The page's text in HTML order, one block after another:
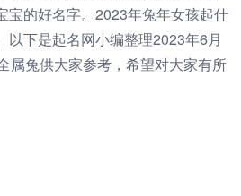
宝的好名字。2023年兔年女孩起什
下是起名网小编整理2023年6月
属兔供大家参考，希望对大家有所